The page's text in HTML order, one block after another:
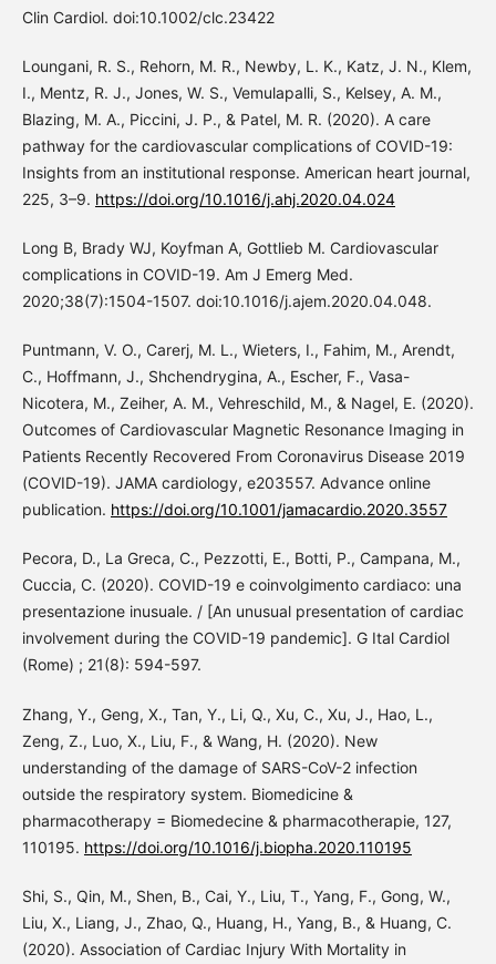
Clin Cardiol. doi:10.1002/clc.23422
Loungani, R. S., Rehorn, M. R., Newby, L. K., Katz, J. N., Klem,
I., Mentz, R. J., Jones, W. S., Vemulapalli, S., Kelsey, A. M.,
Blazing, M. A., Piccini, J. P., & Patel, M. R. (2020). A care
pathway for the cardiovascular complications of COVID-19:
Insights from an institutional response. American heart journal,
225, 3–9. https://doi.org/10.1016/j.ahj.2020.04.024
Long B, Brady WJ, Koyfman A, Gottlieb M. Cardiovascular
complications in COVID-19. Am J Emerg Med.
2020;38(7):1504-1507. doi:10.1016/j.ajem.2020.04.048.
Puntmann, V. O., Carerj, M. L., Wieters, I., Fahim, M., Arendt,
C., Hoffmann, J., Shchendrygina, A., Escher, F., Vasa-
Nicotera, M., Zeiher, A. M., Vehreschild, M., & Nagel, E. (2020).
Outcomes of Cardiovascular Magnetic Resonance Imaging in
Patients Recently Recovered From Coronavirus Disease 2019
(COVID-19). JAMA cardiology, e203557. Advance online
publication. https://doi.org/10.1001/jamacardio.2020.3557
Pecora, D., La Greca, C., Pezzotti, E., Botti, P., Campana, M.,
Cuccia, C. (2020). COVID-19 e coinvolgimento cardiaco: una
presentazione inusuale. / [An unusual presentation of cardiac
involvement during the COVID-19 pandemic]. G Ital Cardiol
(Rome) ; 21(8): 594-597.
Zhang, Y., Geng, X., Tan, Y., Li, Q., Xu, C., Xu, J., Hao, L.,
Zeng, Z., Luo, X., Liu, F., & Wang, H. (2020). New
understanding of the damage of SARS-CoV-2 infection
outside the respiratory system. Biomedicine &
pharmacotherapy = Biomedecine & pharmacotherapie, 127,
110195. https://doi.org/10.1016/j.biopha.2020.110195
Shi, S., Qin, M., Shen, B., Cai, Y., Liu, T., Yang, F., Gong, W.,
Liu, X., Liang, J., Zhao, Q., Huang, H., Yang, B., & Huang, C.
(2020). Association of Cardiac Injury With Mortality in